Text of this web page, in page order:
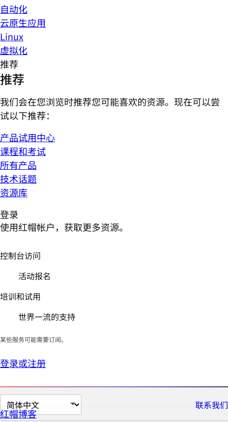
自动化
云原生应用
Linux
虚拟化
推荐
推荐
我们会在您浏览时推荐您可能喜欢的资源。现在可以尝
试以下推荐：
产品试用中心
课程和考试
所有产品
技术话题
资源库
登录
使用红帽帐户，获取更多资源。
控制台访问
活动报名
培训和试用
世界一流的支持
某些服务可能需要订阅。
登录或注册
切
换
联系我们
红帽博客